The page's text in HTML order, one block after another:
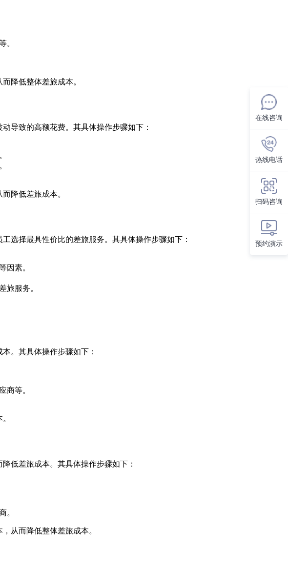
。
降低整体差旅成本。
导致的高额花费。其具体操作步骤如下：
降低差旅成本。
选择最具性价比的差旅服务。其具体操作步骤如下：
因素。
旅服务。
。其具体操作步骤如下：
商等。
低差旅成本。其具体操作步骤如下：
。
从而降低整体差旅成本。
在线咨询
热线电话
扫码咨询
预约演示